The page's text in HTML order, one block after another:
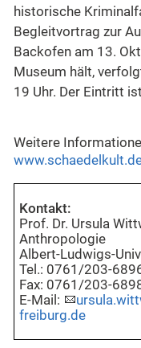
historische
Begleitvortrag zur
Backofen am 13.
Museum hält,
19 Uhr. Der Eintritt
Weitere
Kontakt:
Prof. Dr. Ursula
Anthropologie
Albert-Ludwigs-
Tel.: 0761/203-
Fax: 0761/203-
E-Mail:
freiburg.de